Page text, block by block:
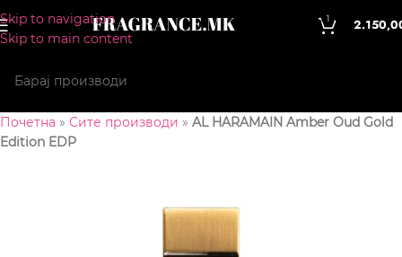
Skip to navigation
Skip to main content
1
Почетна » Сите производи » AL HARAMAIN Amber Oud Gold
Edition EDP